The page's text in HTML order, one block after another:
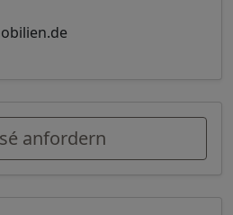
anfordern